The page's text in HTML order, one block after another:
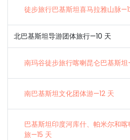
徒步旅行巴基斯坦喜马拉雅山脉
北巴基斯坦导游团体旅行—10 天
南玛谷徒步旅行喀喇昆仑巴基斯
南巴基斯坦文化团体游—12 天
巴基斯坦印度河库什、帕米尔和喀
旅—15 天